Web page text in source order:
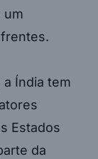
um
a Índia tem
Estados
da